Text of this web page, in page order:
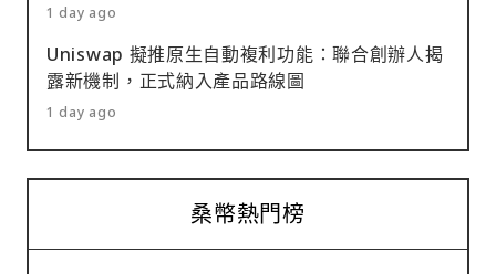
1 day ago
Uniswap 擬推原生自動複利功能：聯合創辦人揭
露新機制，正式納入產品路線圖
1 day ago
桑幣熱門榜